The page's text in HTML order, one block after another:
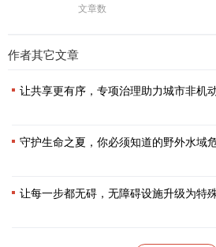
文章数
作者其它文章
让共享更有序，专项治理助力城市非机
守护生命之夏，你必须知道的野外水域
让每一步都无碍，无障碍设施升级为特